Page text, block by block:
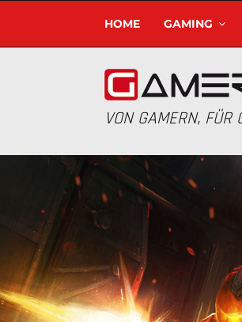
HOME GAMING
VON GAMERN, FÜR